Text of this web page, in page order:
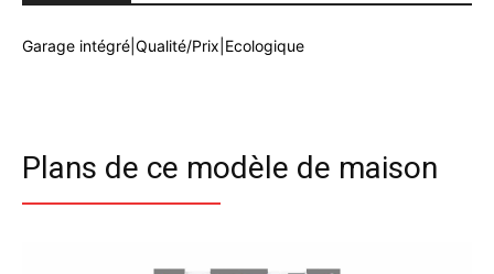
Garage intégré|Qualité/Prix|Ecologique
Plans de ce modèle de maison